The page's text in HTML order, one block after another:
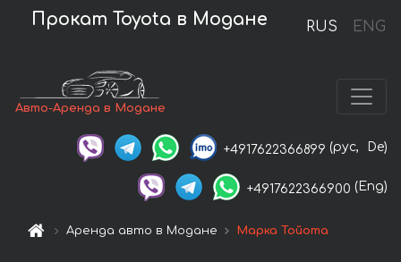
RUS ENG
Прокат Toyota в Модане
Авто-Аренда в Модане
+4917622366899 (рус, De)
+4917622366900 (Eng)
Аренда авто в Модане Марка Тойота